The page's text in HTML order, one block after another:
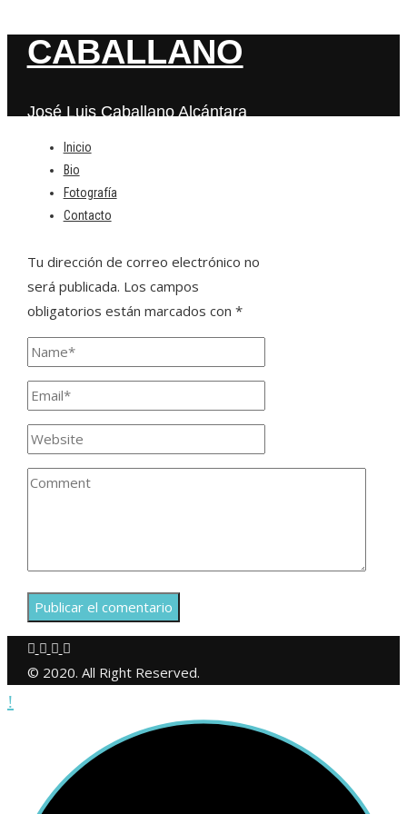
CABALLANO
José Luis Caballano Alcántara
Inicio
Bio
Fotografía
Contacto
Deja una respuesta
Tu dirección de correo electrónico no
será publicada. Los campos
obligatorios están marcados con *
© 2020. All Right Reserved.